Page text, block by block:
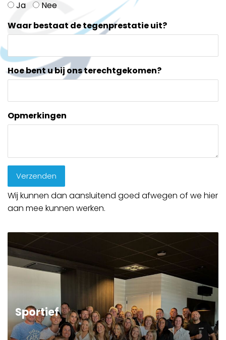
Ja
Nee
Waar bestaat de tegenprestatie uit?
Hoe bent u bij ons terechtgekomen?
Opmerkingen
Verzenden
Wij kunnen dan aansluitend goed afwegen of we hier
aan mee kunnen werken.
Sportief